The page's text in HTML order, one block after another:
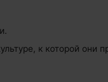
к которой они